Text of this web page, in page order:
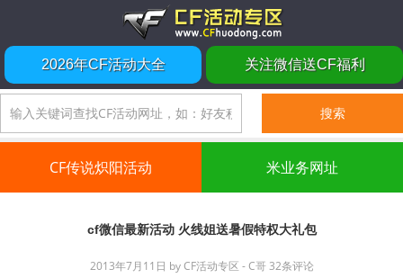
2026年CF活动大全 关注微信送CF福利
CF传说炽阳活动 米业务网址
cf微信最新活动 火线姐送暑假特权大礼包
2013年7月11日 byCF活动专区 - C哥 32条评论